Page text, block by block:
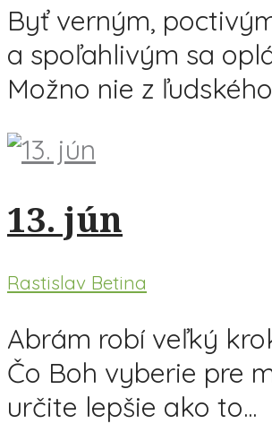
Byť verným,
a spoľahlivým sa
Možno nie z
13. jún
Rastislav Betina
Abrám robí veľký
Čo Boh vyberie pre
určite lepšie ako to...